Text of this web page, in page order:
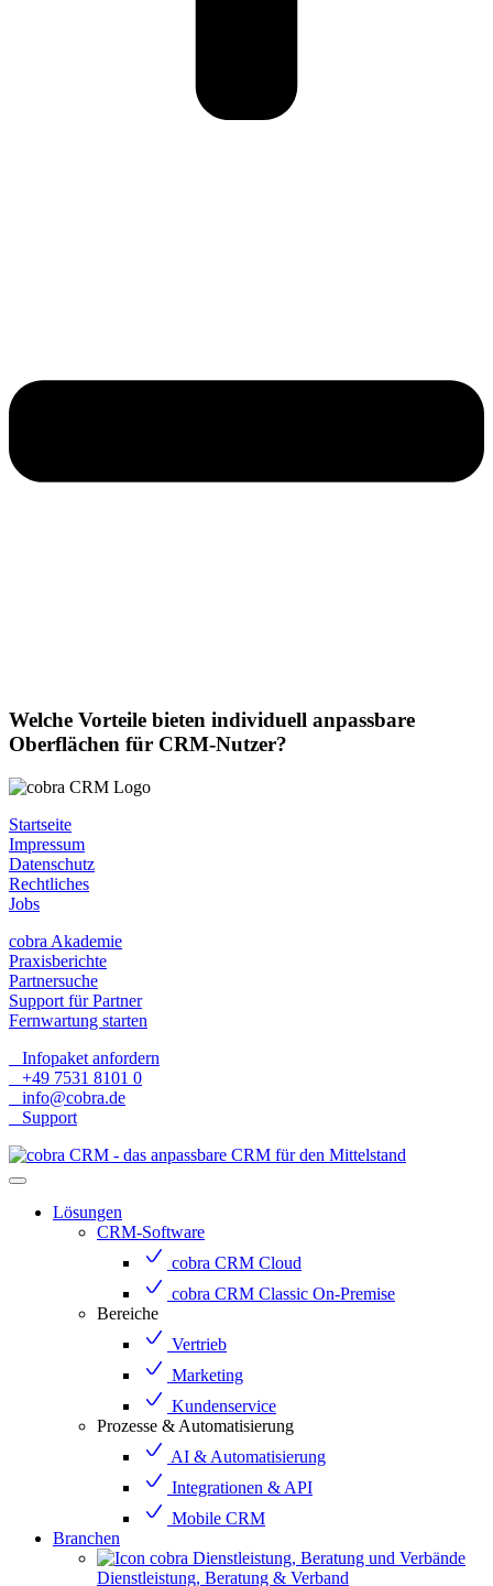
Welche Vorteile bieten individuell anpassbare
Oberflächen für CRM-Nutzer?
Startseite
Impressum
Datenschutz
Rechtliches
Jobs
cobra Akademie
Praxisberichte
Partnersuche
Support für Partner
Fernwartung starten
Infopaket anfordern
+49 7531 8101 0
info@cobra.de
Support
Lösungen
CRM-Software
cobra CRM Cloud
cobra CRM Classic On-Premise
Bereiche
Vertrieb
Marketing
Kundenservice
Prozesse & Automatisierung
AI & Automatisierung
Integrationen & API
Mobile CRM
Branchen
Dienstleistung, Beratung & Verband